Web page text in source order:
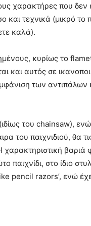
χαρακτήρες που δεν
και τεχνικά (μικρό
καλά).
κυρίως το
και αυτός σε
των αντιπάλων
του chainsaw),
του παιχνιδιού, θα
χαρακτηριστική
παιχνίδι, στο ίδιο
pencil razors’, ενώ